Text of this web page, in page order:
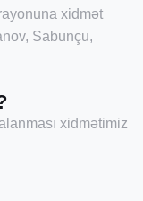
xidmət
Sabunçu,
xidmətimiz